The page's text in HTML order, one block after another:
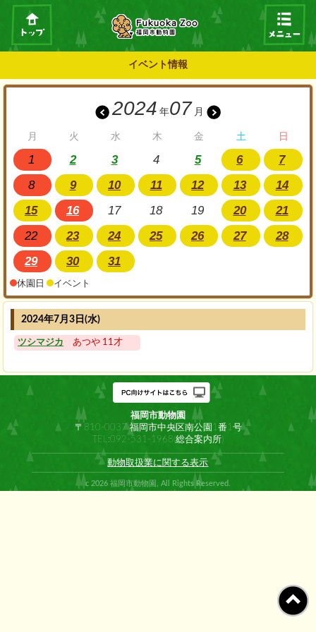
イベント情報
2024 年07 月
月 火 水 木 金 土 日
1 2 3 4 5 6
7
8
9 10 11 12 13
14
15
16 17 18 19 20
21
22
23 24 25 26 27
28
29
30 31
休園日 イベント
2024年7月3日(水)
ツシマジカ あつや 11才
福岡市動物園
〒810-0037 福岡市中央区南公園1番1号
TEL:092-531-1968(総合案内所)
動物取扱業に関する表示
c 2026 福岡市動物園, All Rights Reserved.